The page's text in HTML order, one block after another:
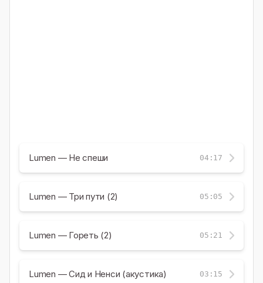
Lumen — Не спеши 04:17
Lumen — Три пути (2) 05:05
Lumen — Гореть (2) 05:21
Lumen — Сид и Ненси (акустика) 03:15